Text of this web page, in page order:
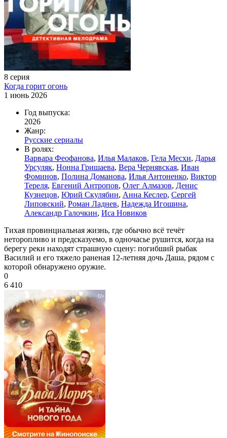
8 серия
Когда горит огонь
1 июнь 2026
Год выпуска:
2026
Жанр:
Русские сериалы
В ролях:
Варвара Феофанова, Илья Малаков, Гела Месхи, Дарья
Урсуляк, Нонна Гришаева, Вера Чернявская, Иван
Фоминов, Полина Доманова, Илья Антоненко, Виктор
Тереля, Евгений Антропов, Олег Алмазов, Денис
Кузнецов, Юрий Скулябин, Анна Кеслер, Сергей
Липовский, Роман Ладнев, Надежда Игошина,
Александр Галочкин, Иса Новиков
Тихая провинциальная жизнь, где обычно всё течёт
неторопливо и предсказуемо, в одночасье рушится, когда на
берегу реки находят страшную сцену: погибший рыбак
Василий и его тяжело раненая 12-летняя дочь Даша, рядом с
которой обнаружено оружие.
0
6 410